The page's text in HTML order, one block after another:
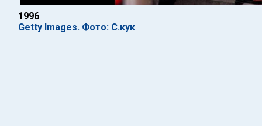
1996
Getty Images. Фото: С.кук